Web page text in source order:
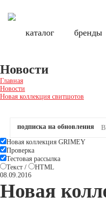
каталог бренды
каталог бренды
Новости
Главная
Новости
Новая коллекция свитшотов
подписка на обновления
Новая коллекция GRIMEY
Проверка
Тестовая рассылка
Текст /
HTML
08.09.2016
Новая